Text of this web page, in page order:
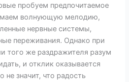
пробуем предпочитаемое
волнующую мелодию,
нервные системы,
переживания. Однако при
того же раздражителя разум
и отклик оказывается
не значит, что радость